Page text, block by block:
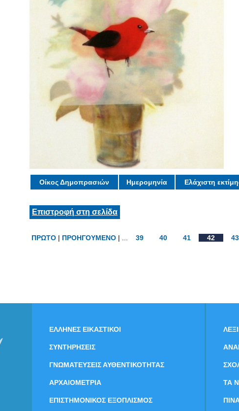
Οίκος Δημοπρασιών Ημερομηνία Ελάχιστη
Επιστροφή στη σελίδα
ΠΡΩΤΟ | ΠΡΟΗΓΟΥΜΕΝΟ | ... 39 40 41 42 43
ΕΛΛΗΝΕΣ ΕΙΚΑΣΤΙΚΟΙ
ΣΥΝΤΗΡΗΣΕΙΣ
ΓΝΩΜΑΤΕΥΣΕΙΣ ΑΥΘΕΝΤΙΚΟΤΗΤΑΣ
ΑΡΧΑΙΟΜΕΤΡΙΑ
ΕΠΙΣΤΗΜΟΝΙΚΟΣ ΕΞΟΠΛΙΣΜΟΣ
ΤΑ